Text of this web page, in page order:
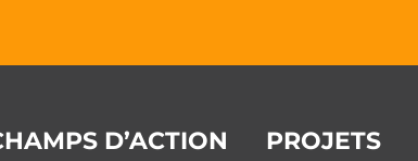
D’ACTION PROJETS